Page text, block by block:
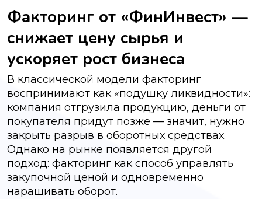
Факторинг от «ФинИнвест» —
снижает цену сырья и
ускоряет рост бизнеса
В классической модели факторинг
воспринимают как «подушку ликвидности»:
компания отгрузила продукцию, деньги от
покупателя придут позже — значит, нужно
закрыть разрыв в оборотных средствах.
Однако на рынке появляется другой
подход: факторинг как способ управлять
закупочной ценой и одновременно
наращивать оборот.